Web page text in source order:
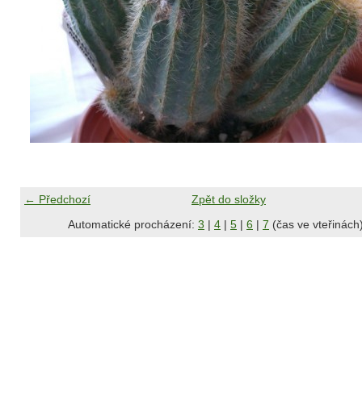
← Předchozí
Zpět do složky
Automatické procházení: 3 | 4 | 5 | 6 | 7 (čas ve